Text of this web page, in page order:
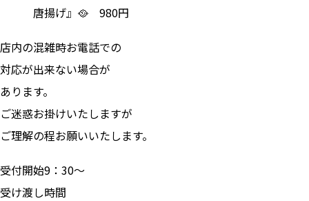
唐揚げ』🥘 980円
店内の混雑時お電話での
対応が出来ない場合が
あります。
ご迷惑お掛けいたしますが
ご理解の程お願いいたします。
受付開始9：30～
受け渡し時間